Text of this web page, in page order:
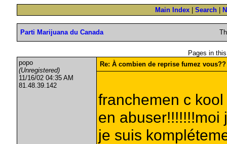
Main Index Search
Parti Marijuana du Canada
Pages in
popo
(Unregistered)
11/16/02 04:35 AM
81.48.39.142
Re: À combien de reprise fumez vous??
franchemen c
en abuser!!!!!!!moi
je suis